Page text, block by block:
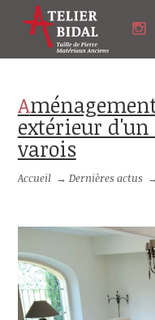
Aménagement intérieur et
extérieur
varois
Accueil → Dernières actus